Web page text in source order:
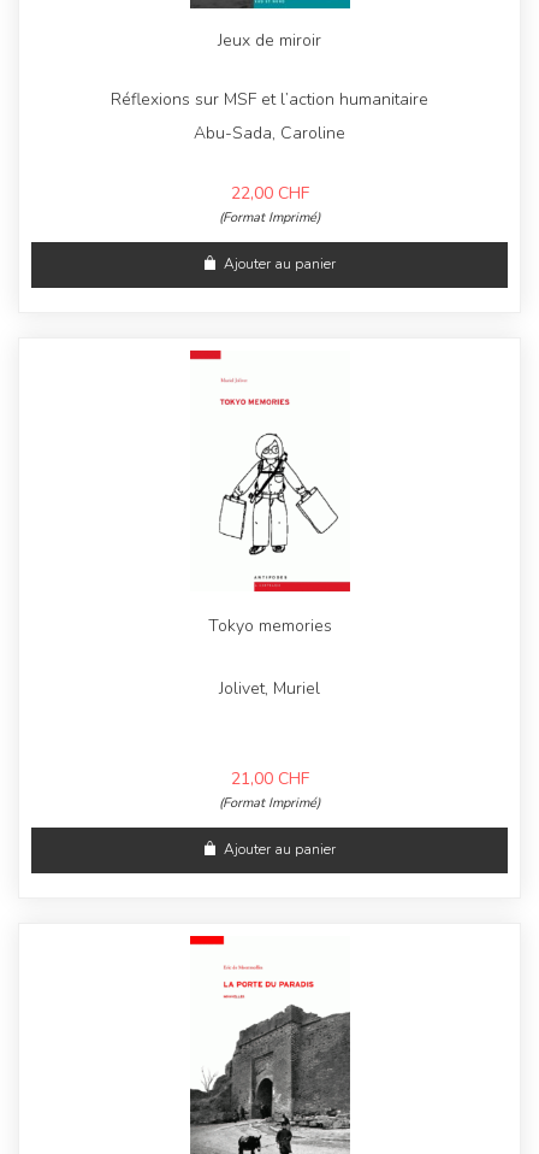
Jeux de miroir
Réflexions sur MSF et l’action humanitaire
Abu-Sada, Caroline
22,00 CHF
(Format Imprimé)
Ajouter au panier
Tokyo memories
Jolivet, Muriel
21,00 CHF
(Format Imprimé)
Ajouter au panier